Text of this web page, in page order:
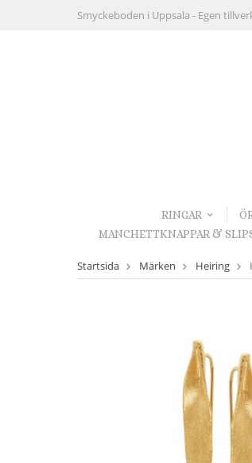
Smyckeboden i Uppsala - Egen
RINGAR
MANCHETTKNAPPAR &
Startsida Märken Heiring